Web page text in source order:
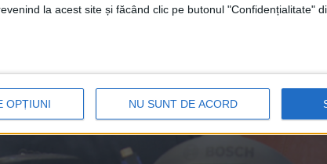
la acest site și făcând clic pe butonul "Confidențialitate"
OPȚIUNI NU SUNT DE ACORD